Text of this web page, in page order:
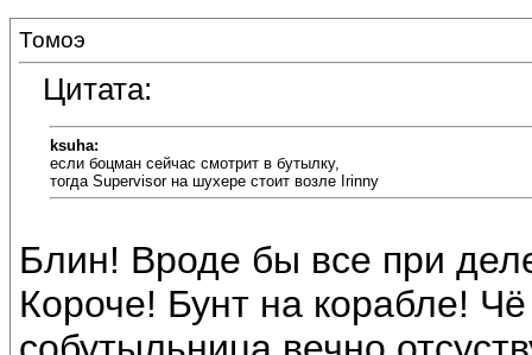
Томоэ
Цитата:
ksuha:
если боцман сейчас смотрит в бутылку,
тогда Supervisor на шухере стоит возле Irinny
Блин! Вроде бы все при
Короче! Бунт на корабле!